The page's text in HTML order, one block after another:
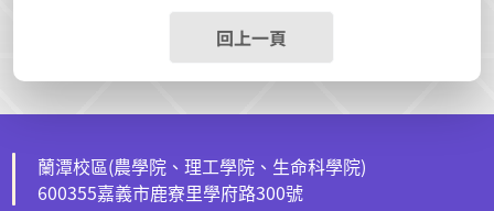
回上一頁
蘭潭校區(農學院、理工學院、生命科學院)
600355嘉義市鹿寮里學府路300號